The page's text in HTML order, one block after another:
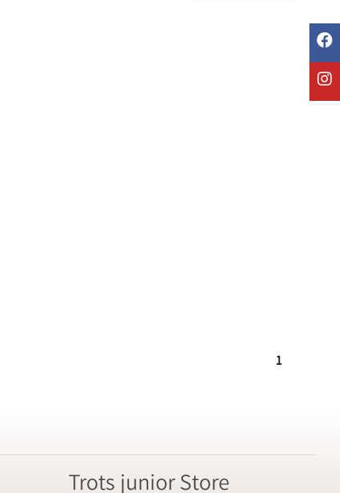
1
Trots junior Store